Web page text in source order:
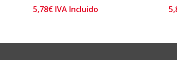
5,78€ IVA Incluido